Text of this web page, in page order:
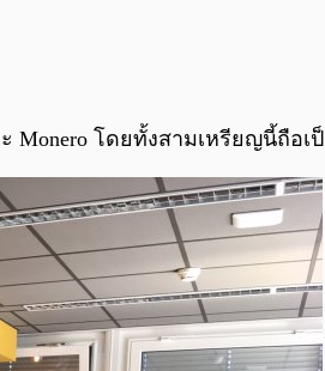
Monero โดยทั้งสามเหรียญนี้ถือ